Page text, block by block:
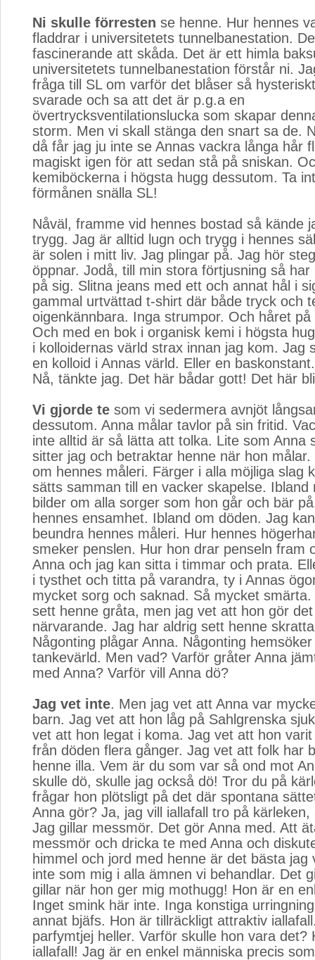
Ni skulle förresten se henne. Hur hennes
fladdrar i universitetets tunnelbanestation.
fascinerande att skåda. Det är ett himla
universitetets tunnelbanestation förstår ni.
fråga till SL om varför det blåser så
svarade och sa att det är p.g.a en
övertrycksventilationslucka som skapar
storm. Men vi skall stänga den snart sa de.
då får jag ju inte se Annas vackra långa hår
magiskt igen för att sedan stå på sniskan.
kemiböckerna i högsta hugg dessutom. Ta
förmånen snälla SL!
Nåväl, framme vid hennes bostad så kände
trygg. Jag är alltid lugn och trygg i hennes
är solen i mitt liv. Jag plingar på. Jag hör
öppnar. Jodå, till min stora förtjusning så har
på sig. Slitna jeans med ett och annat hål i
gammal urtvättad t-shirt där både tryck och
oigenkännbara. Inga strumpor. Och håret
Och med en bok i organisk kemi i högsta
i kolloidernas värld strax innan jag kom. Jag
en kolloid i Annas värld. Eller en
Nå, tänkte jag. Det här bådar gott! Det här
Vi gjorde te som vi sedermera avnjöt
dessutom. Anna målar tavlor på sin fritid.
inte alltid är så lätta att tolka. Lite som Anna
sitter jag och betraktar henne när hon
om hennes måleri. Färger i alla möjliga slag
sätts samman till en vacker skapelse. Ibland
bilder om alla sorger som hon går och bär
hennes ensamhet. Ibland om döden. Jag
beundra hennes måleri. Hur hennes
smeker penslen. Hur hon drar penseln fram
Anna och jag kan sitta i timmar och prata.
i tysthet och titta på varandra, ty i Annas
mycket sorg och saknad. Så mycket
sett henne gråta, men jag vet att hon gör
närvarande. Jag har aldrig sett henne
Någonting plågar Anna. Någonting
tankevärld. Men vad? Varför gråter Anna
med Anna? Varför vill Anna dö?
Jag vet inte. Men jag vet att Anna var
barn. Jag vet att hon låg på Sahlgrenska
vet att hon legat i koma. Jag vet att hon
från döden flera gånger. Jag vet att folk har
henne illa. Vem är du som var så ond mot
skulle dö, skulle jag också dö! Tror du på
frågar hon plötsligt på det där spontana
Anna gör? Ja, jag vill iallafall tro på kärleken,
Jag gillar messmör. Det gör Anna med. Att
messmör och dricka te med Anna och
himmel och jord med henne är det bästa jag
inte som mig i alla ämnen vi behandlar. Det
gillar när hon ger mig mothugg! Hon är en
Inget smink här inte. Inga konstiga
annat bjäfs. Hon är tillräckligt attraktiv
parfymtjej heller. Varför skulle hon vara det?
iallafall! Jag är en enkel människa precis